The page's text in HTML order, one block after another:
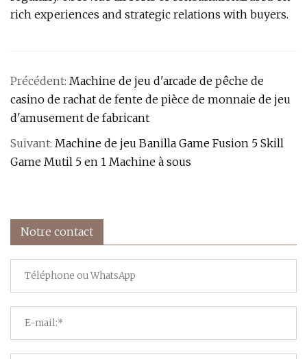
rich experiences and strategic relations with buyers.
Précédent: Machine de jeu d'arcade de pêche de
casino de rachat de fente de pièce de monnaie de jeu
d'amusement de fabricant
Suivant: Machine de jeu Banilla Game Fusion 5 Skill
Game Mutil 5 en 1 Machine à sous
Notre contact